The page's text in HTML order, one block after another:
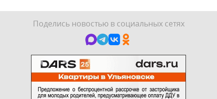
Поделись новостью в социальных сетях